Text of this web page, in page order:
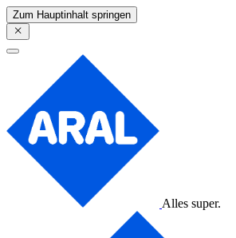
Zum Hauptinhalt springen
Alles super.